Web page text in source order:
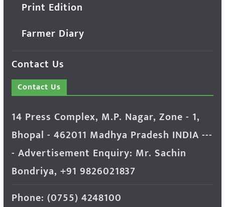
Print Edition
Farmer Diary
Contact Us
Contact Us
14 Press Complex, M.P. Nagar, Zone - 1,
Bhopal - 462011 Madhya Pradesh INDIA ---
- Advertisement Enquiry: Mr. Sachin
Bondriya, +91 9826021837
Phone: (0755) 4248100